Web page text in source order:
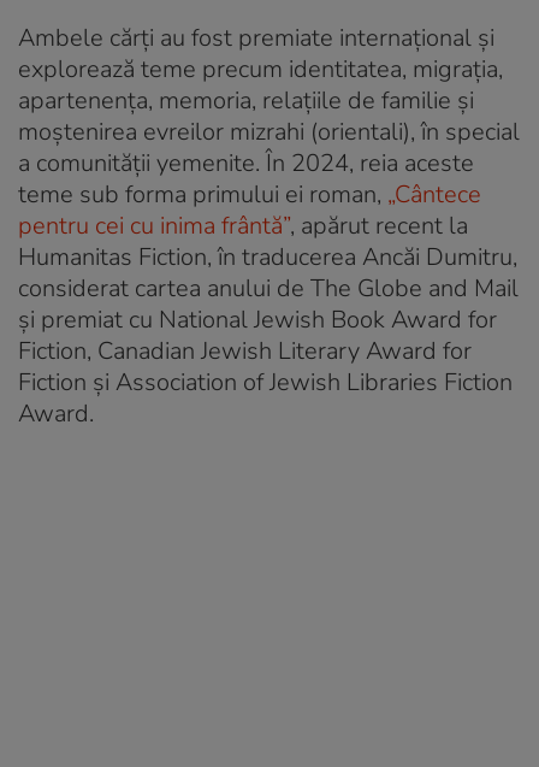
Ambele cărți au fost premiate internațional și
explorează teme precum identitatea, migrația,
apartenența, memoria, relațiile de familie și
moștenirea evreilor mizrahi (orientali), în special
a comunității yemenite. În 2024, reia aceste
teme sub forma primului ei roman, „Cântece
pentru cei cu inima frântă”, apărut recent la
Humanitas Fiction, în traducerea Ancăi Dumitru,
considerat cartea anului de The Globe and Mail
și premiat cu National Jewish Book Award for
Fiction, Canadian Jewish Literary Award for
Fiction și Association of Jewish Libraries Fiction
Award.